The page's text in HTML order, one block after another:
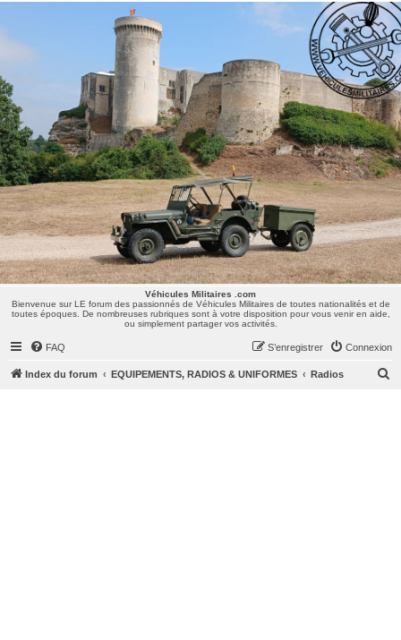
Véhicules Militaires .com
Bienvenue sur LE forum des passionnés de Véhicules Militaires de toutes nationalités et de
toutes époques. De nombreuses rubriques sont à votre disposition pour vous venir en aide,
ou simplement partager vos activités.
Véhicules Militaires .com
Bienvenue sur LE forum des passionnés de Véhicules Militaires de toutes nationalités et de
toutes époques. De nombreuses rubriques sont à votre disposition pour vous venir en aide,
ou simplement partager vos activités.
FAQ Connexion
S’enregistrer
Index du forum EQUIPEMENTS, RADIOS & UNIFORMES Radios